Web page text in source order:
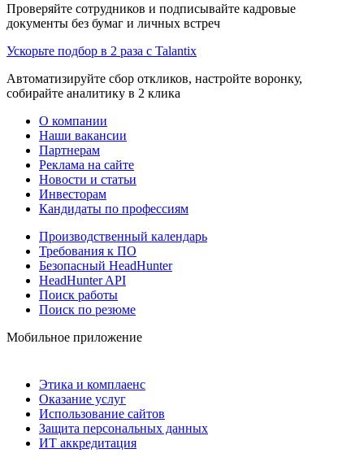
Проверяйте сотрудников и подписывайте кадровые
документы без бумаг и личных встреч
Ускорьте подбор в 2 раза с Talantix
Автоматизируйте сбор откликов, настройте воронку,
собирайте аналитику в 2 клика
О компании
Наши вакансии
Партнерам
Реклама на сайте
Новости и статьи
Инвесторам
Кандидаты по профессиям
Производственный календарь
Требования к ПО
Безопасный HeadHunter
HeadHunter API
Поиск работы
Поиск по резюме
Мобильное приложение
Этика и комплаенс
Оказание услуг
Использование сайтов
Защита персональных данных
ИТ аккредитация